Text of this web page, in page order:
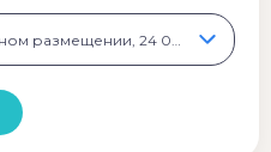
3 дня Взрослый при 2-местном размещении, 24 000 ₽